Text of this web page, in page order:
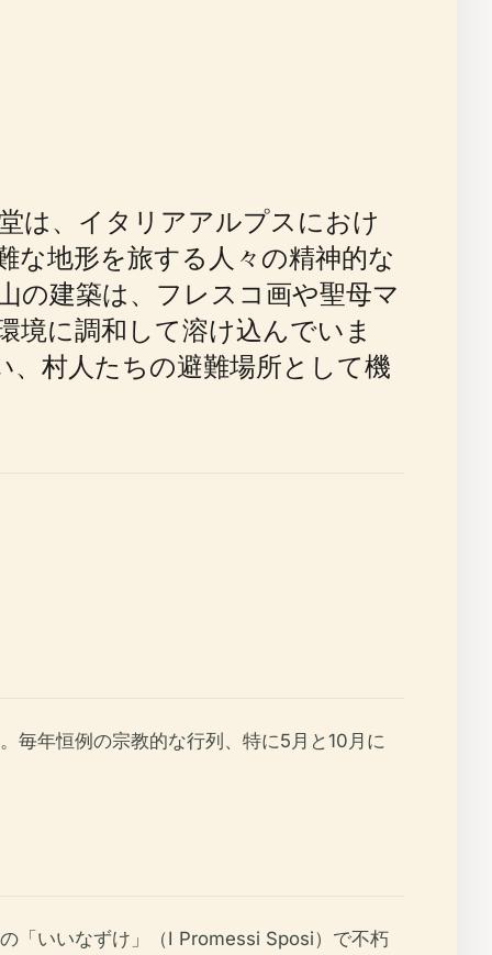
は、イタリアアルプスにおけ
な地形を旅する人々の精神的な
の建築は、フレスコ画や聖母マ
境に調和して溶け込んでいま
村人たちの避難場所として機
毎年恒例の宗教的な行列、特に5月と10月に
「いいなずけ」（I Promessi Sposi）で不朽